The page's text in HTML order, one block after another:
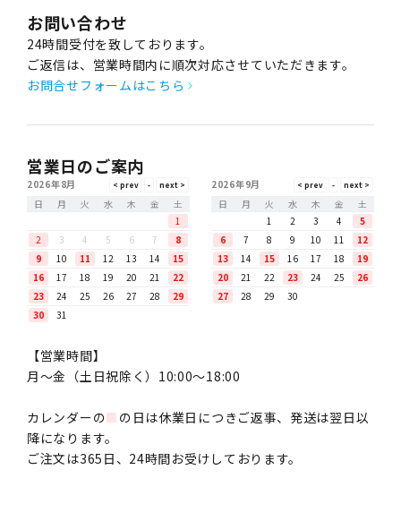
お問い合わせ
24時間受付を致しております。
ご返信は、営業時間内に順次対応させていただきます。
お問合せフォームはこちら
営業日のご案内
2026年8月
日
月 火 水 木 金
土
1
2
3 4 5 6 7
8
9
10 11 12 13 14
15
16
17 18 19 20 21
22
23
24 25 26 27 28
29
30
31
2026年9月
日
月 火 水 木 金
土
1
2 3 4
5
6
7 8 9 10 11
12
13
14 15 16 17 18
19
20
21 22 23 24 25
26
27
28 29 30
【営業時間】
月〜金（土日祝除く）10:00～18:00
カレンダーの■ の日は休業日につきご返事、発送は翌日以
降になります。
ご注文は365日、24時間お受けしております。